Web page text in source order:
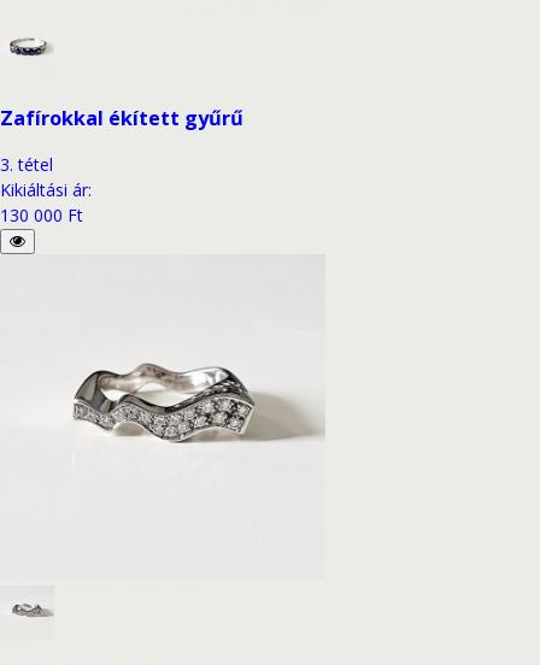
Zafírokkal ékített gyűrű
3. tétel
Kikiáltási ár:
130 000 Ft